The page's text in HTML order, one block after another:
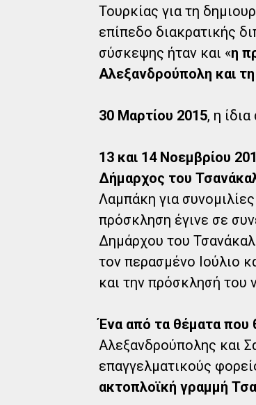
Τουρκίας για τη
επίπεδο διακρατικής
σύσκεψης ήταν και «η
Αλεξανδρούπολη και
30 Μαρτίου 2015, η
13 και 14 Νοεμβρίου
Δήμαρχος του
Λαμπάκη για
πρόσκληση έγινε σε
Δημάρχου του
τον περασμένο Ιούλιο
και την πρόσκλησή του
Ένα από τα θέματα που
Αλεξανδρούπολης και
επαγγελματικούς
ακτοπλοϊκή γραμμή